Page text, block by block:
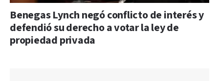
Benegas Lynch negó conflicto de interés y
defendió su derecho a votar la ley de
propiedad privada